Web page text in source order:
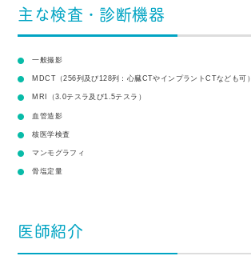
主な検査・診断機器
⼀般撮影
MDCT（256列及び128列：⼼臓CTやインプラントCTなども可）
MRI（3.0テスラ及び1.5テスラ）
⾎管造影
核医学検査
マンモグラフィ
⾻塩定量
医師紹介